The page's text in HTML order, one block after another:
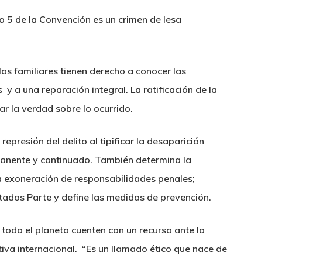
de la Convención es un crimen de lesa
familiares tienen derecho a conocer las
y a una reparación integral. La ratificación de la
la verdad sobre lo ocurrido.
del delito al tipificar la desaparición
y continuado. También determina la
de responsabilidades penales;
Parte y define las medidas de prevención.
el planeta cuenten con un recurso ante la
internacional. “Es un llamado ético que nace de